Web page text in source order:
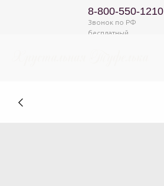
8-800-550-1210
Звонок по РФ
бесплатный